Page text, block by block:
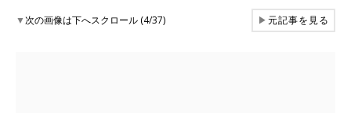
▼次の画像は下へスクロール (4/37) ▶元記事を見る